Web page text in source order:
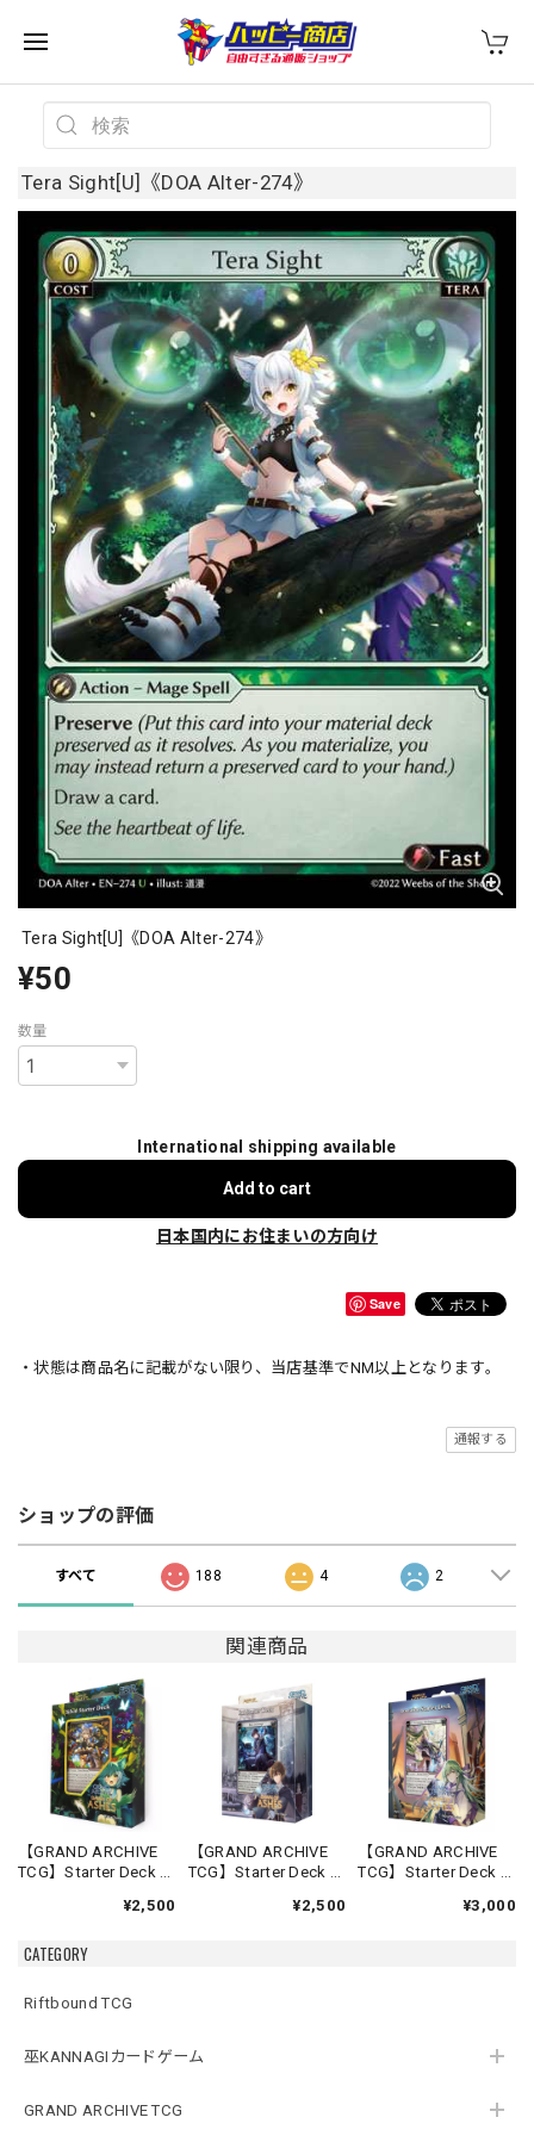
CATEGORY
Riftbound TCG
巫KANNAGIカードゲーム
GRAND ARCHIVE TCG
Tera Sight[U]《DOA Alter-274》
Tera Sight[U]《DOA Alter-274》
¥50
数量
International shipping available
Add to cart
日本国内にお住まいの方向け
Save
・状態は商品名に記載がない限り、当店基準でNM以上となります。
通報する
ショップの評価
すべて 188 4 2
関連商品
【GRAND ARCHIVE
TCG】Starter Deck -
Ashes】《英語版》
¥2,500
【GRAND ARCHIVE
TCG】Starter Deck -
Ashes】《英語版》
¥2,500
【GRAND ARCHIVE
TCG】Starter Deck -
Ashes】《英語版》
¥3,000